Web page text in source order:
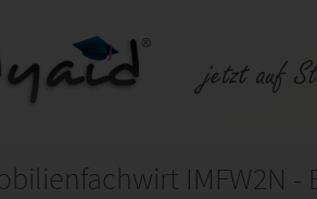
IMFW2N -